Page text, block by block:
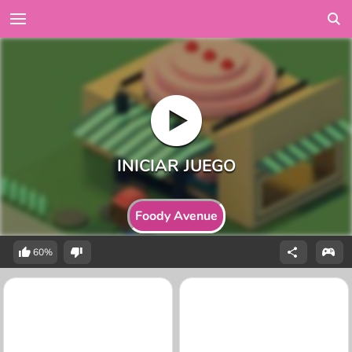
Foody Avenue
60%